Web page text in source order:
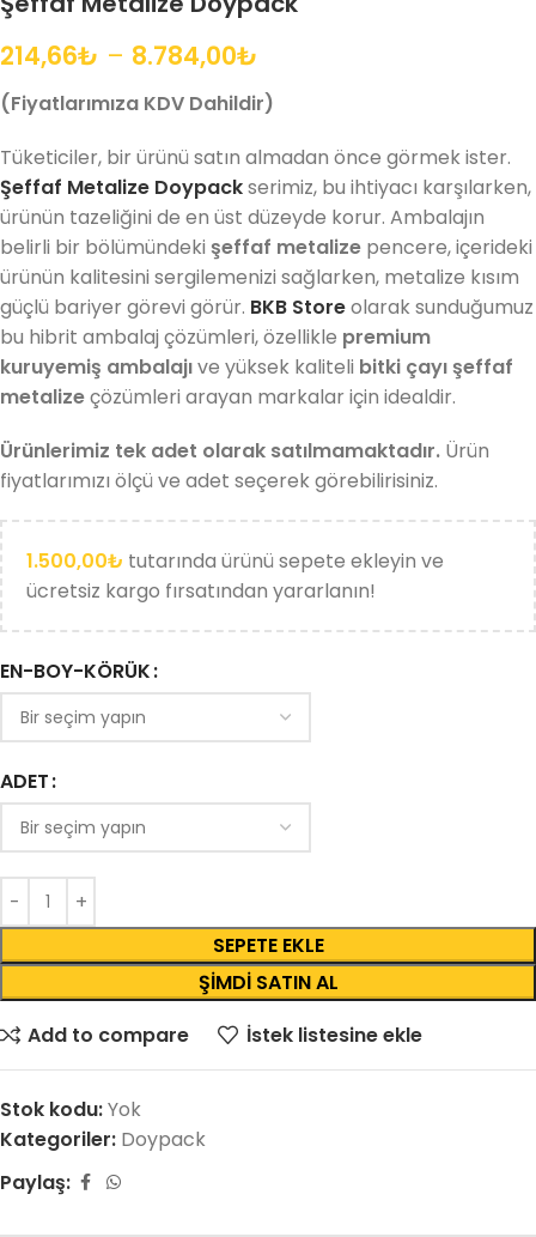
214,66₺ – 8.784,00₺
(Fiyatlarımıza KDV Dahildir)
Tüketiciler, bir ürünü satın almadan önce görmek ister.
Şeffaf Metalize Doypackserimiz, bu ihtiyacı karşılarken,
ürünün tazeliğini de en üst düzeyde korur. Ambalajın
belirli bir bölümündeki şeffaf metalize pencere, içerideki
ürünün kalitesini sergilemenizi sağlarken, metalize kısım
güçlü bariyer görevi görür. BKB Storeolarak sunduğumuz
bu hibrit ambalaj çözümleri, özellikle premium
kuruyemiş ambalajıve yüksek kaliteli bitki çayı şeffaf
metalizeçözümleri arayan markalar için idealdir.
Ürünlerimiz tek adet olarak satılmamaktadır. Ürün
fiyatlarımızı ölçü ve adet seçerek görebilirisiniz.
1.500,00₺ tutarında ürünü sepete ekleyin ve
ücretsiz kargo fırsatından yararlanın!
EN-BOY-KÖRÜK
ADET
SEPETE EKLE
ŞIMDI SATIN AL
Add to compare
İstek listesine ekle
Stok kodu:Yok
Kategoriler: Doypack
Paylaş: